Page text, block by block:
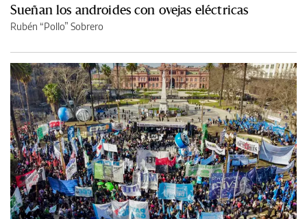
Sueñan los androides con ovejas eléctricas
Rubén “Pollo” Sobrero